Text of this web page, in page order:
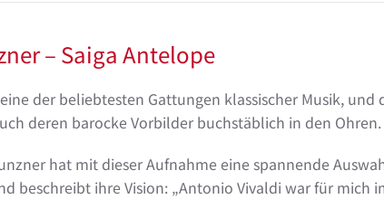
– Saiga Antelope
der beliebtesten Gattungen klassischer Musik,
deren barocke Vorbilder buchstäblich in den
hat mit dieser Aufnahme eine spannende
beschreibt ihre Vision: „Antonio Vivaldi war für